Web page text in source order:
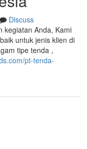
Discuss
kegiatan Anda, Kami
untuk jenis klien di
tipe tenda ,
pt-tenda-